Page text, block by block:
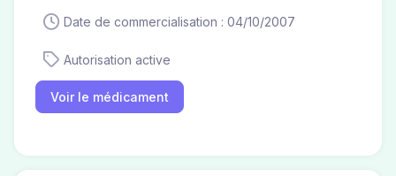
Date de commercialisation : 04/10/2007
Autorisation active
Voir le médicament